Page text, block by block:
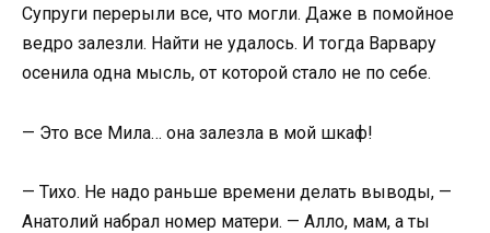
Супруги перерыли все, что могли. Даже в помойное
ведро залезли. Найти не удалось. И тогда Варвару
осенила одна мысль, от которой стало не по себе.
— Это все Мила… она залезла в мой шкаф!
— Тихо. Не надо раньше времени делать выводы, —
Анатолий набрал номер матери. — Алло, мам, а ты